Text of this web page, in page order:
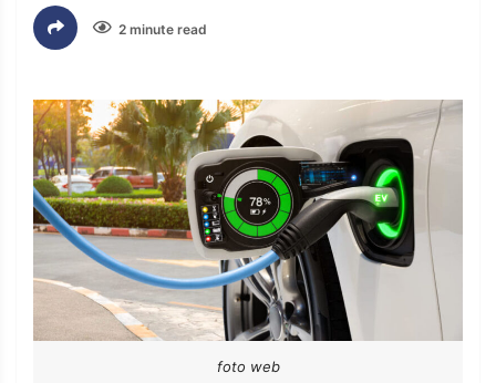
2 minute read
foto web